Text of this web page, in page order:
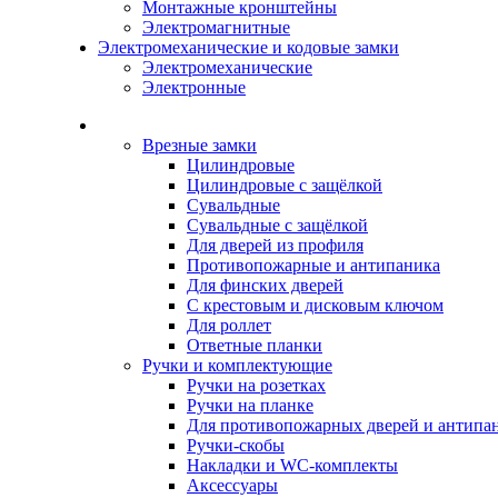
Монтажные кронштейны
Электромагнитные
Электромеханические и кодовые замки
Электромеханические
Электронные
Врезные замки
Цилиндровые
Цилиндровые с защёлкой
Сувальдные
Сувальдные с защёлкой
Для дверей из профиля
Противопожарные и антипаника
Для финских дверей
С крестовым и дисковым ключом
Для роллет
Ответные планки
Ручки и комплектующие
Ручки на розетках
Ручки на планке
Для противопожарных дверей и
Ручки-скобы
Накладки и WC-комплекты
Аксессуары